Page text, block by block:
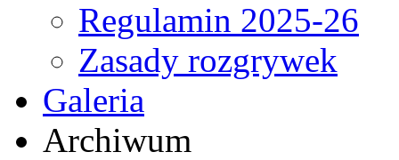
Regulamin 2025-26
Zasady rozgrywek
Galeria
Archiwum